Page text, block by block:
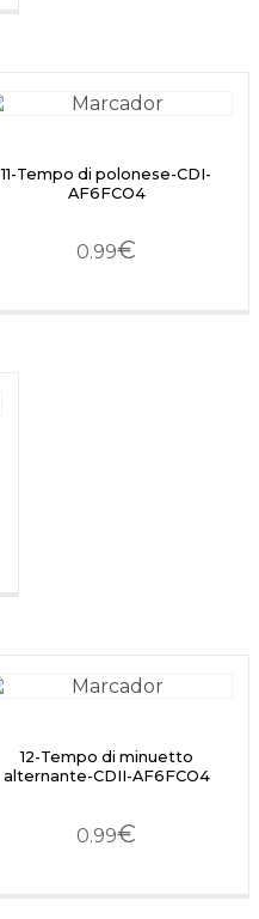
11-Tempo di polonese-CDI-
AF6FCO4
0.99€
12-Tempo di minuetto
alternante-CDII-AF6FCO4
0.99€